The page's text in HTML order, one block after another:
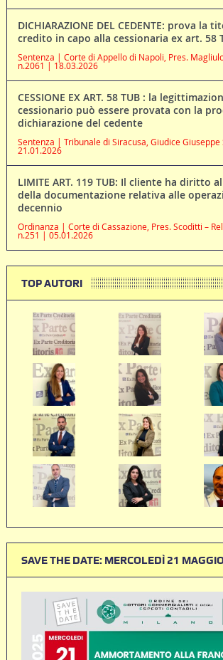
DICHIARAZIONE DEL CEDENTE: prova la
credito in capo alla cessionaria ex art. 58
Sentenza | Corte di Appello di Napoli, Pres.
n.2061 | 18.03.2026
CESSIONE EX ART. 58 TUB : la
cessionario può essere provata con la
dichiarazione del cedente
Sentenza | Tribunale di Siracusa, Giudice
21.01.2026
LIMITE ART. 119 TUB: Il cliente ha diritto
della documentazione relativa alle
decennio
Ordinanza | Corte di Cassazione, Pres. Scoditti –
n.251 | 05.01.2026
TOP AUTORI
SAVE THE DATE: MERCOLEDÌ 21